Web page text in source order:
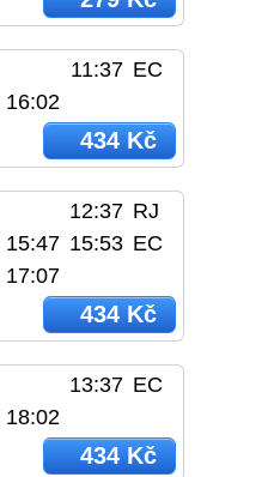
11:37 EC
16:02
434 Kč
12:37 RJ
15:47 15:53 EC
17:07
434 Kč
13:37 EC
18:02
434 Kč